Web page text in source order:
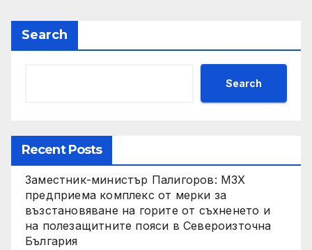
Search
Search
Recent Posts
Заместник-министър Палигоров: МЗХ
предприема комплекс от мерки за
възстановяване на горите от съхненето и
на полезащитните пояси в Североизточна
България